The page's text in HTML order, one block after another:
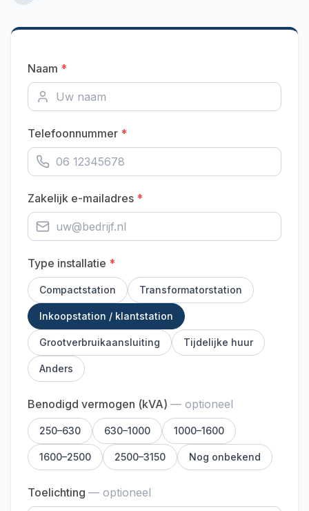
Naam *
Telefoonnummer *
Zakelijk e-mailadres *
Type installatie *
Compactstation Transformatorstation
Inkoopstation / klantstation
Grootverbruikaansluiting Tijdelijke huur
Anders
Benodigd vermogen (kVA) — optioneel
250–630 630–1000 1000–1600
1600–2500 2500–3150 Nog onbekend
Toelichting — optioneel